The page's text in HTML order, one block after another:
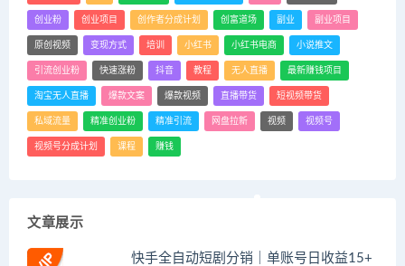
创业粉 创业项目 创作者分成计划 创富道场 副业 副业项目
原创视频 变现方式 培训 小红书 小红书电商 小说推文
引流创业粉 快速涨粉 抖音 教程 无人直播 最新赚钱项目
淘宝无人直播 爆款文案 爆款视频 直播带货 短视频带货
私域流量 精准创业粉 精准引流 网盘拉新 视频 视频号
视频号分成计划 课程 赚钱
文章展示
快手全自动短剧分销｜单账号日收益15+